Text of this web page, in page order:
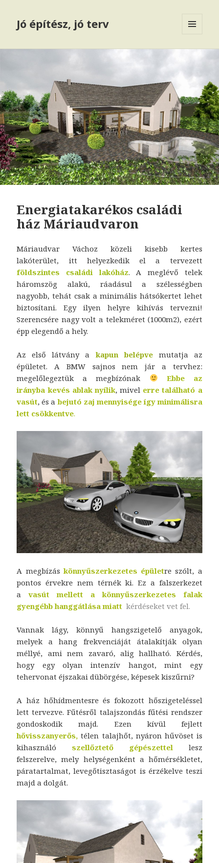
Jó építész, jó terv
Energiatakarékos családi
ház Máriaudvaron
Máriaudvar Váchoz közeli kisebb kertes
lakóterület, itt helyezkedik el a tervezett
földszintes családi lakóház. A meglévő telek
háromszög alakú, ráadásul a szélességben
nagyobb, tehát csak a minimális hátsókertet lehet
biztosítani. Egy ilyen helyre kihívás tervezni!
Szerencsére nagy volt a telekméret (1000m2), ezért
épp elegendő a hely.
Az első látvány a kapun belépve
mutatja az
épületet. A BMW sajnos nem jár a tervhez:
megelőlegeztük a megbízónak
Ebbe az
irányba kevés ablak nyílik, mivel erre található a
vasút, és abejutó zaj mennyiségeígyminimálisra
lett csökkentve.
A megbízáskönnyűszerkezetes épületre szólt, a
pontos érvekre nem térnék ki. Ez a falszerkezet
avasút mellett a könnyűszerkezetes falak
gyengébb hanggátlása miattkérdéseket vet fel.
Vannak lágy, könnyű hangszigetelő anyagok,
melyek a hang frekvenciáját átalakítják olyan
méllyé, ami nem zavaró, alig hallható. Kérdés,
hogy egy olyan intenzív hangot, mint egy
tehervonat éjszakai dübörgése, képesek kiszűrni?
A ház hőhídmentesre és fokozott hőszigeteléssel
lett tervezve. Fűtésről talajszondás fűtési rendszer
gondoskodik majd. Ezen kívül fejlett
hővisszanyerős,télen talajhőt, nyáron hűvöset is
kihasználó szellőztető gépészettellesz
felszerelve, mely helységenként a hőmérsékletet,
páratartalmat, levegőtisztaságot is érzékelve teszi
majd a dolgát.